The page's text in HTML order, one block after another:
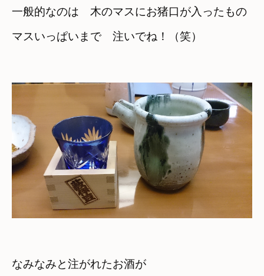
一般的なのは　木のマスにお猪口が入ったもの
マスいっぱいまで　注いでね！（笑）
なみなみと注がれたお酒が